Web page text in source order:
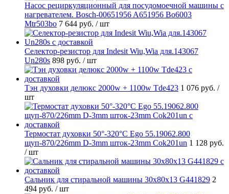
Насос рециркуляционный для посудомоечной машины с
нагревателем. Bosch-00651956 A651956 Bo6003
Mtr503bo 7 644 руб. / шт
Селектор-резистор для Indesit Wiu,Wia для.143067
Un280s 898 руб. / шт
Тэн духовки делюкс 2000w + 1100w Tde423 1 076 руб. /
шт
Термостат духовки 50°-320°C Ego 55.19062.800
щуп-870/226mm D-3mm шток-23mm Cok201un 1 128 руб.
/ шт
Cальник для стиральной машины 30x80x13 G441829 2
494 руб. / шт